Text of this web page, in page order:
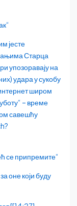
јесте
Старца
упозоравају на
удара у сукобу
широм
– време
савешћу
се припремите“
оне који буду